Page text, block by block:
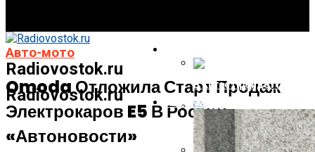
Radiovostok.ru
Radiovostok.ru
В Китае Пройдёт
Energizer Выходит На
АВТО-МОТО
Авто-мото
Omoda Отложила Старт Продаж
Электрокаров E5 В России —
«Автоновости»